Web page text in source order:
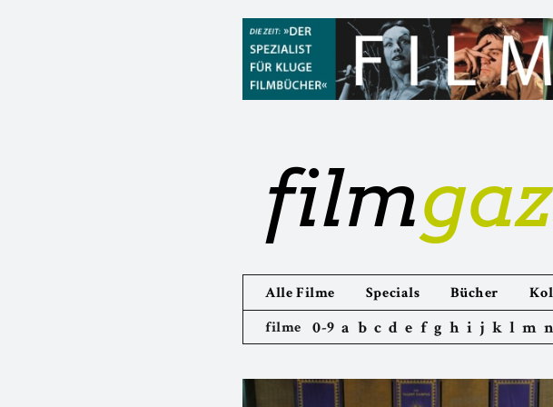
film
Alle Filme Specials Bücher
filme 0-9 a b c d e f g h i j k l m n